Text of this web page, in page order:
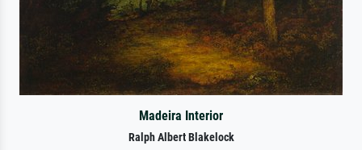
Madeira Interior
Ralph Albert Blakelock